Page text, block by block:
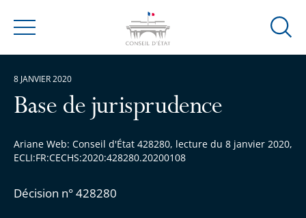
Menu
Ouvrir
Base de jurisprudence
Ariane Web: Conseil d'État 428280, lecture du 8 janvier 2020,
ECLI:FR:CECHS:2020:428280.20200108
Décision n° 428280
8 JANVIER 2020